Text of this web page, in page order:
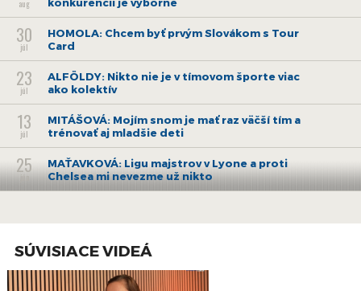
aug
30
júl
HOMOLA: Chcem byť prvým Slovákom s Tour
Card
23
júl
ALFÖLDY: Nikto nie je v tímovom športe viac
ako kolektív
13
júl
MITÁŠOVÁ: Mojím snom je mať raz väčší tím a
trénovať aj mladšie deti
25
jún
MAŤAVKOVÁ: Ligu majstrov v Lyone a proti
Chelsea mi nevezme už nikto
26
HUDEC: Tréner Mitu je dynamický, od neho ide
SÚVISIACE VIDEÁ